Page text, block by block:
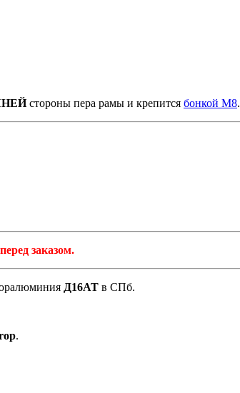
стороны пера рамы и крепится бонкой М8.
заказом.
Д16АТ в СПб.
.